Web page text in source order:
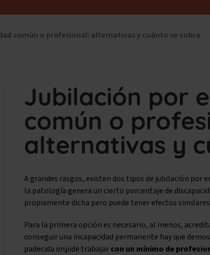
común o profesional: alternativas y cuánto se cobra
Jubilación por
común o
alternativas y
A grandes rasgos, existen dos tipos de jubilación por
la patología genera un cierto porcentaje de
propiamente dicha pero puede tener efectos
Para la primera opción es necesario, al menos,
conseguir una incapacidad permanente hay que
padecida impide trabajarcon un mínimo de